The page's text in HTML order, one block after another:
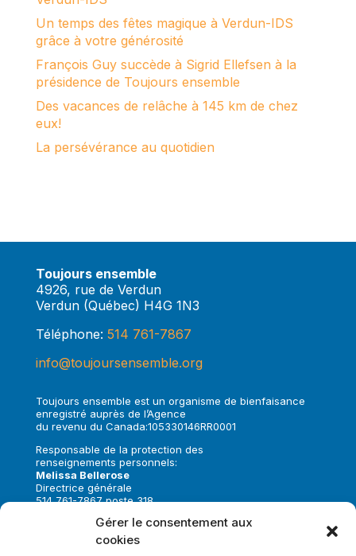
Gérer le consentement aux
cookies
Un temps des fêtes magique à Verdun-IDS
grâce à votre générosité
François Guy succède à Sigrid Ellefsen à la
présidence de Toujours ensemble
Des vacances de relâche à 145 km de chez
eux!
La persévérance au quotidien
Toujours ensemble
4926, rue de Verdun
Verdun (Québec) H4G 1N3
Téléphone: 514 761-7867
info@toujoursensemble.org
Toujours ensemble est un organisme de bienfaisance
enregistré auprès de l’Agence
du revenu du Canada:105330146RR0001
Responsable de la protection des
renseignements personnels:
Melissa Bellerose
Directrice générale
514 761-7867 poste 318